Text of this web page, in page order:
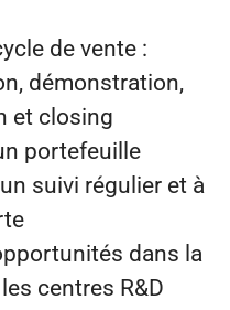
de vente :
démonstration,
et closing
portefeuille
suivi régulier et à
dans la
centres R&D